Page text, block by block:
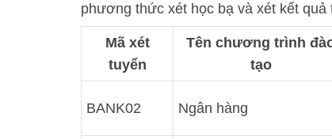
phương thức xét học bạ và xét kết
Mã xét
tuyển
Tên chương trình
tạo
BANK02 Ngân hàng